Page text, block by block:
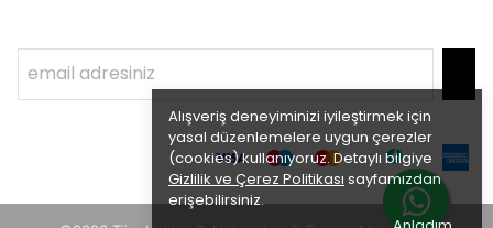
Alışveriş deneyiminizi iyileştirmek için
yasal düzenlemelere uygun çerezler
(cookies) kullanıyoruz. Detaylı bilgiye
Gizlilik ve Çerez Politikası sayfamızdan
erişebilirsiniz.